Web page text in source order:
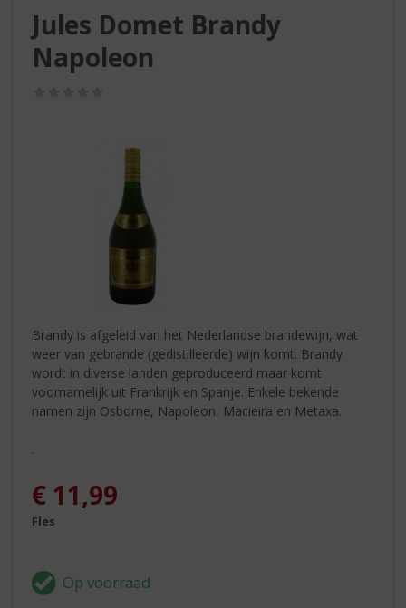
Jules Domet Brandy
Napoleon
Brandy is afgeleid van het Nederlandse brandewijn, wat
weer van gebrande (gedistilleerde) wijn komt. Brandy
wordt in diverse landen geproduceerd maar komt
voornamelijk uit Frankrijk en Spanje. Enkele bekende
namen zijn Osborne, Napoleon, Macieira en Metaxa.
.
€ 11,99
Fles